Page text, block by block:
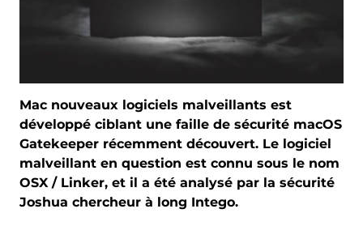
Mac nouveaux logiciels malveillants est
développé ciblant une faille de sécurité macOS
Gatekeeper récemment découvert. Le logiciel
malveillant en question est connu sous le nom
OSX / Linker, et il a été analysé par la sécurité
Joshua chercheur à long Intego.